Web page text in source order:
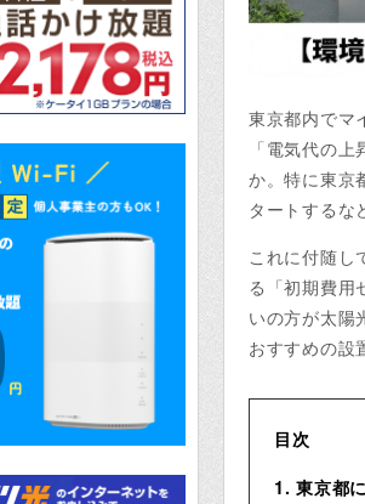
東京都内でマ
「電気代の
か。特に東京
タートするな
これに付随し
る「初期費用
いの方が太陽
おすすめの設
目次
1. 東京都